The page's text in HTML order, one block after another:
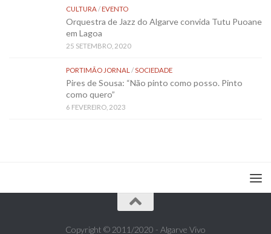
CULTURA/EVENTO
Orquestra de Jazz do Algarve convida Tutu Puoane
em Lagoa
25 SETEMBRO, 2020
PORTIMÃO JORNAL /SOCIEDADE
Pires de Sousa: “Não pinto como posso. Pinto
como quero”
6 FEVEREIRO, 2023
Copyright © 2011/2020 - Algarve Vivo